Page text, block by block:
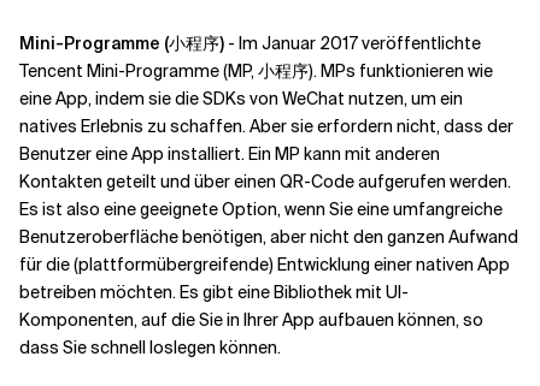
Mini-Programme (小程序) - Im Januar 2017 veröffentlichte
Tencent Mini-Programme (MP, 小程序). MPs funktionieren wie
eine App, indem sie die SDKs von WeChat nutzen, um ein
natives Erlebnis zu schaffen. Aber sie erfordern nicht, dass der
Benutzer eine App installiert. Ein MP kann mit anderen
Kontakten geteilt und über einen QR-Code aufgerufen werden.
Es ist also eine geeignete Option, wenn Sie eine umfangreiche
Benutzeroberfläche benötigen, aber nicht den ganzen Aufwand
für die (plattformübergreifende) Entwicklung einer nativen App
betreiben möchten. Es gibt eine Bibliothek mit UI-
Komponenten, auf die Sie in Ihrer App aufbauen können, so
dass Sie schnell loslegen können.